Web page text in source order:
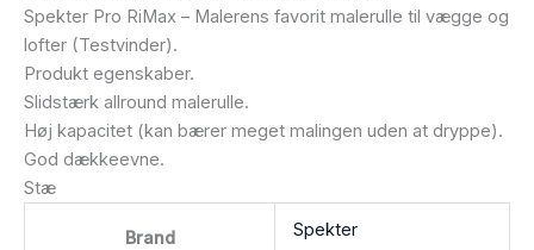
Spekter Pro RiMax – Malerens favorit malerulle til vægge og
lofter (Testvinder).
Produkt egenskaber.
Slidstærk allround malerulle.
Høj kapacitet (kan bærer meget malingen uden at dryppe).
God dækkeevne.
Stæ
Brand Spekter